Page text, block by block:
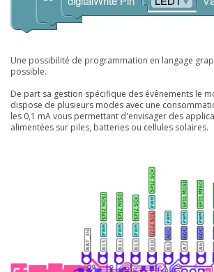
Une possibilité de programmation en langage
possible.
De part sa gestion spécifique des évênements le
dispose de plusieurs modes avec une
les 0,1 mA vous permettant d'envisager des
alimentées sur piles, batteries ou cellules solaires.